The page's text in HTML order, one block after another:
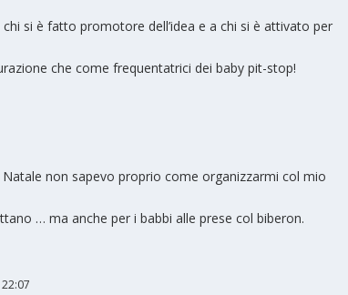
si è fatto promotore dell’idea e a chi si è attivato per
che come frequentatrici dei baby pit-stop!
non sapevo proprio come organizzarmi col mio
… ma anche per i babbi alle prese col biberon.